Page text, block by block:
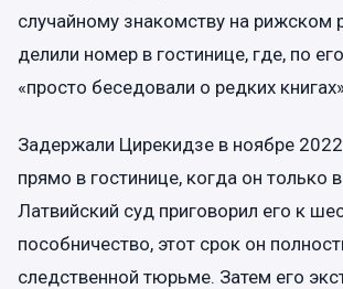
случайному знакомству на рижском
делили номер в гостинице, где, по
«просто беседовали о редких
Задержали Цирекидзе в ноябре
прямо в гостинице, когда он только
Латвийский суд приговорил его к
пособничество, этот срок он
следственной тюрьме. Затем его